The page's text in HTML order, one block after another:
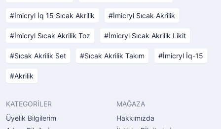
İmicryl İq 15 Sıcak Akrilik İmicryl Sıcak Akrilik
İmicryl Sıcak Akrilik Toz İmicryl Sıcak Akrilik Likit
Sıcak Akrilik Set Sıcak Akrilik Takım İmicryl İq-15
Akrilik
KATEGORİLER
Üyelik Bilgilerim
MAĞAZA
Hakkımızda